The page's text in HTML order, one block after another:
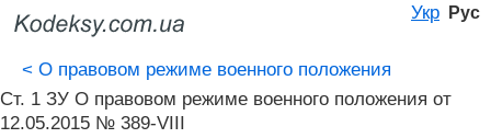
Укр Рус
< О правовом режиме военного положения
Ст. 1 ЗУ О правовом режиме военного положения от
12.05.2015 № 389-VIII